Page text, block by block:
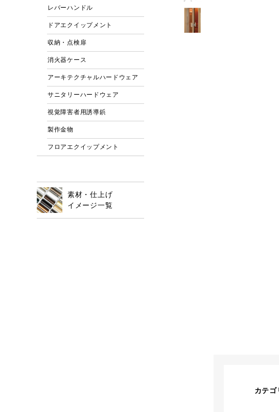
カテゴ
レバーハンドル
ドアエクイップメント
収納・点検扉
消火器ケース
アーキテクチャルハードウェア
サニタリーハードウェア
視覚障害者用誘導鋲
製作金物
フロアエクイップメント
素材・仕上げ
イメージ一覧